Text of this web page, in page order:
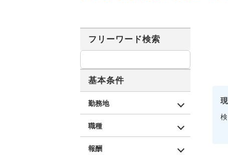
フリーワード検索
基本条件
勤務地
職種
報酬